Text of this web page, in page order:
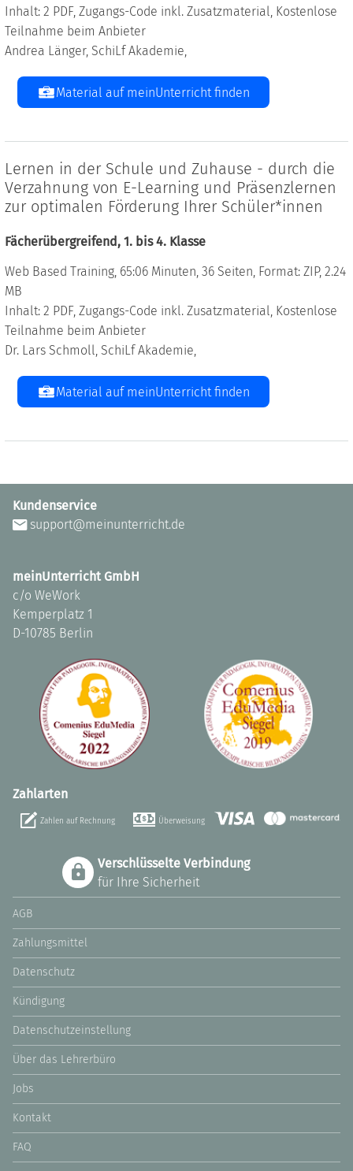
Inhalt: 2 PDF, Zugangs-Code inkl. Zusatzmaterial, Kostenlose
Teilnahme beim Anbieter
Andrea Länger, SchiLf Akademie,
Material auf meinUnterricht finden
Lernen in der Schule und Zuhause - durch die
Verzahnung von E-Learning und Präsenzlernen
zur optimalen Förderung Ihrer Schüler*innen
Fächerübergreifend, 1. bis 4. Klasse
Web Based Training, 65:06 Minuten, 36 Seiten, Format: ZIP, 2.24
MB
Inhalt: 2 PDF, Zugangs-Code inkl. Zusatzmaterial, Kostenlose
Teilnahme beim Anbieter
Dr. Lars Schmoll, SchiLf Akademie,
Material auf meinUnterricht finden
Kundenservice
support@meinunterricht.de
meinUnterricht GmbH
c/o WeWork
Kemperplatz 1
D-10785 Berlin
Zahlarten
Zahlen auf Rechnung Überweisung
Verschlüsselte Verbindung
für Ihre Sicherheit
AGB
Zahlungsmittel
Datenschutz
Kündigung
Datenschutzeinstellung
Über das Lehrerbüro
Jobs
Kontakt
FAQ